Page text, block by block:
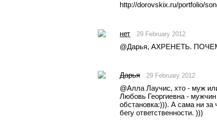
http://dorovskix.ru/portfolio/
нет 29 February 2012
@Дарья, АХРЕНЕТЬ.
Дарья 29 February 2012
@Aлла Лаучис, хто - муж
Любовь Георгиевна -
обстановка:))). А сама ни за
бегу ответственности. )))